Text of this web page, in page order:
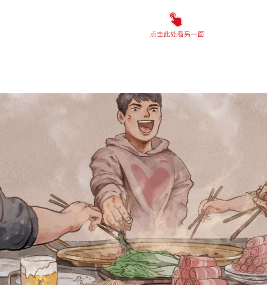
母亲脑中风住院的半个月
程文午休时也要踩着高跟鞋着急又狼狈地赶去医院照顾
作为独生子女，家里没有其他人可以帮忙